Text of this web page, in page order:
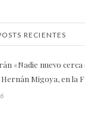
RECIENTES
«Nadie nuevo cerca
Hernán Migoya, en la